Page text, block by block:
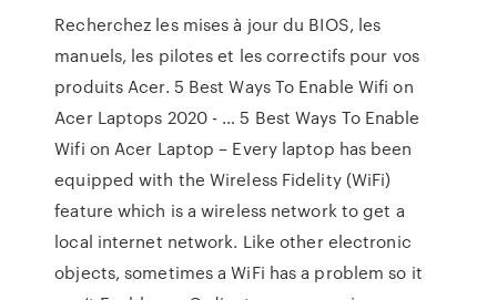
Recherchez les mises à jour du BIOS, les
manuels, les pilotes et les correctifs pour vos
produits Acer. 5 Best Ways To Enable Wifi on
Acer Laptops 2020 - … 5 Best Ways To Enable
Wifi on Acer Laptop – Every laptop has been
equipped with the Wireless Fidelity (WiFi)
feature which is a wireless network to get a
local internet network. Like other electronic
objects, sometimes a WiFi has a problem so it